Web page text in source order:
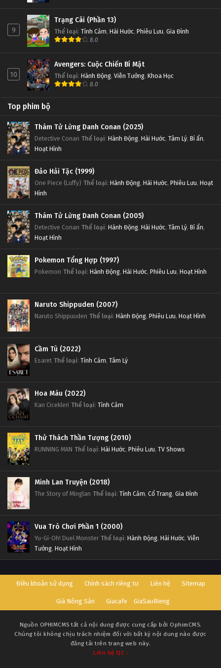
9
Trạng Cãi (Phần 13)
Thể loại: Tình Cảm, Hài Hước, Phiêu Lưu, Gia Đình
8.0
10
Avengers: Cuộc Chiến Bí Mật
Thể loại: Hành Động, Viễn Tưởng, Khoa Học
8.0
Top phim bộ
Thám Tử Lừng Danh Conan (2025)
Detective Conan Thể loại: Hành Động, Hài Hước, Tâm Lý, Bí ẩn,
Hoạt Hình
Đảo Hải Tặc (1999)
One Piece (Luffy) Thể loại: Hành Động, Hài Hước, Phiêu Lưu, Hoạt
Hình
Thám Tử Lừng Danh Conan (2005)
Detective Conan Thể loại: Hành Động, Hài Hước, Tâm Lý, Bí ẩn,
Hoạt Hình
Pokemon Tổng Hợp (1997)
Pokemon Thể loại: Hành Động, Hài Hước, Phiêu Lưu, Hoạt Hình
Naruto Shippuden (2007)
Naruto Shippuuden Thể loại: Hành Động, Phiêu Lưu, Hoạt Hình
Cầm Tù (2022)
Esaret Thể loại: Tình Cảm, Tâm Lý
Hoa Máu (2022)
Kan Cicekleri Thể loại: Tình Cảm
Thử Thách Thần Tượng (2010)
RUNNING MAN Thể loại: Hài Hước, Phiêu Lưu, TV Shows
Minh Lan Truyện (2018)
The Story of Minglan Thể loại: Tình Cảm, Cổ Trang, Gia Đình
Vua Trò Chơi Phần 1 (2000)
Yu-Gi-Oh! Duel Monster Thể loại: Hành Động, Hài Hước, Viễn
Tưởng, Hoạt Hình
Điều khoản sử dụng Chính sách riêng tư Liên hệ Sitemap
Giá Nông Sản Giacafe GiaSauRieng
Nguồn OPHIMCMS tất cả nội dung được cung cấp bởi OphimCMS.
Chúng tôi không chịu trách nhiệm đối với bất kỳ nội dung nào được
đăng tải trên trang web này.
Liên hệ QC :